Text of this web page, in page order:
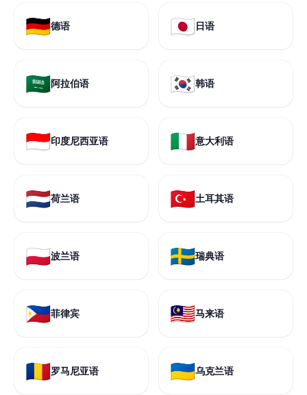
🇩🇪德语 🇯🇵日语
🇸🇦阿拉伯语 🇰🇷韩语
🇮🇩印度尼西亚语 🇮🇹意大利语
🇳🇱荷兰语 🇹🇷土耳其语
🇵🇱波兰语 🇸🇪瑞典语
🇵🇭菲律宾 🇲🇾马来语
🇷🇴罗马尼亚语 🇺🇦乌克兰语